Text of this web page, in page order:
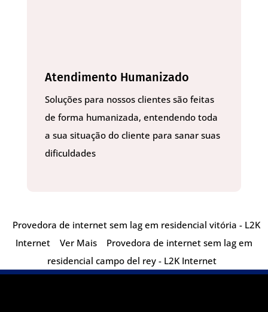
Atendimento Humanizado
Soluções para nossos clientes são feitas
de forma humanizada, entendendo toda
a sua situação do cliente para sanar suas
dificuldades
Provedora de internet sem lag em residencial vitória - L2K
Internet
Ver Mais
Provedora de internet sem lag em
residencial campo del rey - L2K Internet